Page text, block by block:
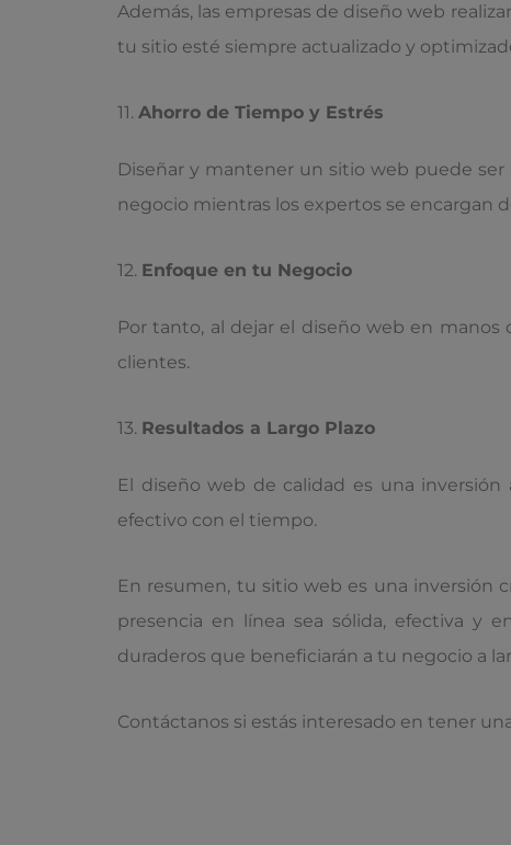
Además, las empresas de diseño web
tu sitio esté siempre actualizado y
11. Ahorro de Tiempo y Estrés
Diseñar y mantener un sitio web puede
negocio mientras los expertos se encargan
12. Enfoque en tu Negocio
Por tanto, al dejar el diseño web en
clientes.
13. Resultados a Largo Plazo
El diseño web de calidad es una
efectivo con el tiempo.
En resumen, tu sitio web es una inversión
presencia en línea sea sólida, efectiva y
duraderos que beneficiarán a tu negocio a
Contáctanos si estás interesado en tener